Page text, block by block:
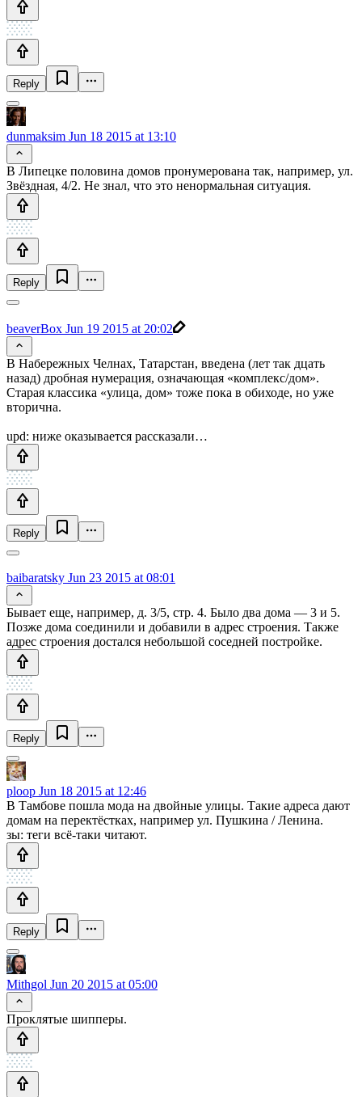
Reply
dunmaksim Jun 18 2015 at 13:10
В Липецке половина домов пронумерована так, например, ул.
Звёздная, 4/2. Не знал, что это ненормальная ситуация.
Reply
beaverBox Jun 19 2015 at 20:02
В Набережных Челнах, Татарстан, введена (лет так дцать
назад) дробная нумерация, означающая «комплекс/дом».
Старая классика «улица, дом» тоже пока в обиходе, но уже
вторична.
upd: ниже оказывается рассказали…
Reply
baibaratsky Jun 23 2015 at 08:01
Бывает еще, например, д. 3/5, стр. 4. Было два дома — 3 и 5.
Позже дома соединили и добавили в адрес строения. Также
адрес строения достался небольшой соседней постройке.
Reply
ploop Jun 18 2015 at 12:46
В Тамбове пошла мода на двойные улицы. Такие адреса дают
домам на перектёстках, например ул. Пушкина / Ленина.
зы: теги всё-таки читают.
Reply
Mithgol Jun 20 2015 at 05:00
Проклятые шипперы.